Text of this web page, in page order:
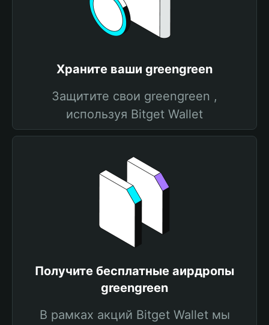
Храните ваши greengreen
Защитите свои greengreen ,
используя Bitget Wallet
Получите бесплатные аирдропы
greengreen
В рамках акций Bitget Wallet мы